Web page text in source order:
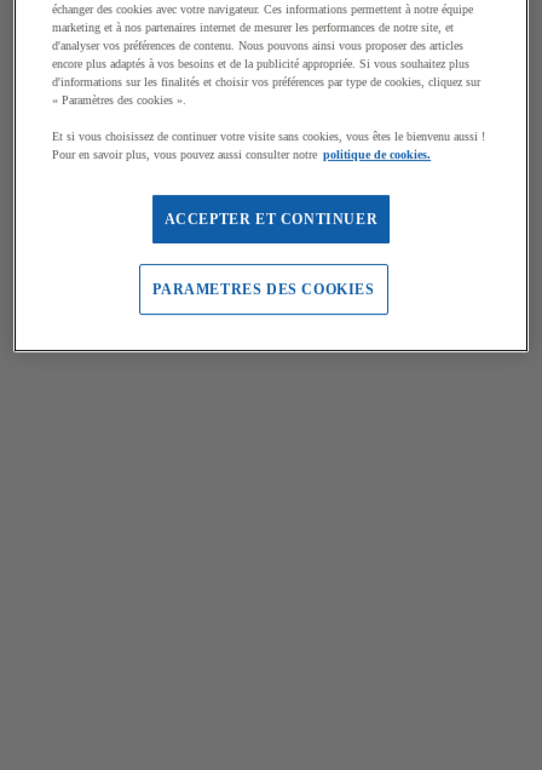
échanger des cookies avec votre navigateur. Ces informations permettent à notre équipe
marketing et à nos partenaires internet de mesurer les performances de notre site, et
d'analyser vos préférences de contenu. Nous pouvons ainsi vous proposer des articles
encore plus adaptés à vos besoins et de la publicité appropriée. Si vous souhaitez plus
d'informations sur les finalités et choisir vos préférences par type de cookies, cliquez sur
« Paramètres des cookies ».
Et si vous choisissez de continuer votre visite sans cookies, vous êtes le bienvenu aussi !
Pour en savoir plus, vous pouvez aussi consulter notre politique de cookies.
ACCEPTER ET CONTINUER
PARAMETRES DES COOKIES